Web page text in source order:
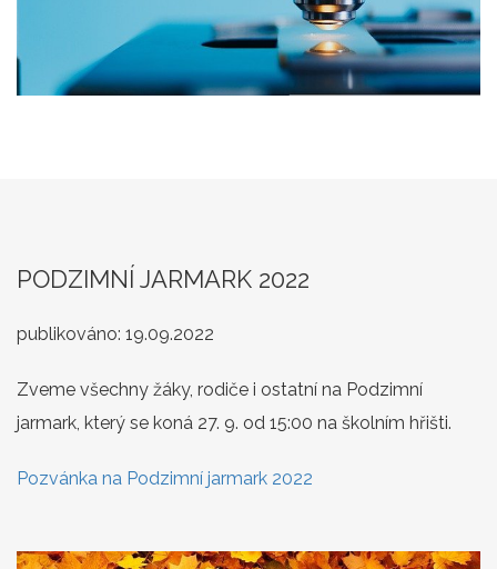
PODZIMNÍ JARMARK 2022
publikováno: 19.09.2022
Zveme všechny žáky, rodiče i ostatní na Podzimní
jarmark, který se koná 27. 9. od 15:00 na školním hřišti.
Pozvánka na Podzimní jarmark 2022